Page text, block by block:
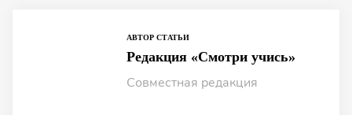
АВТОР СТАТЬИ
Редакция «Смотри учись»
Совместная редакция